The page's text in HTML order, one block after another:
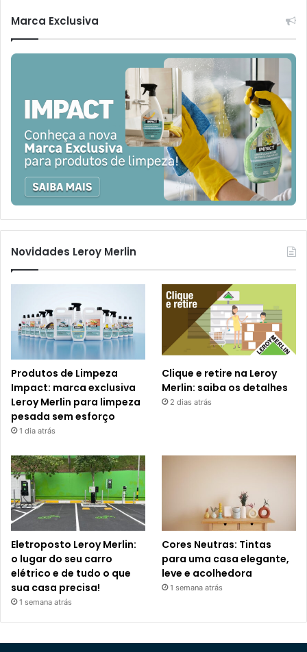
Marca Exclusiva
Novidades Leroy Merlin
Produtos de Limpeza
Impact: marca exclusiva
Leroy Merlin para limpeza
pesada sem esforço
1 dia atrás
Clique e retire na Leroy
Merlin: saiba os detalhes
2 dias atrás
Eletroposto Leroy Merlin:
o lugar do seu carro
elétrico e de tudo o que
sua casa precisa!
1 semana atrás
Cores Neutras: Tintas
para uma casa elegante,
leve e acolhedora
1 semana atrás